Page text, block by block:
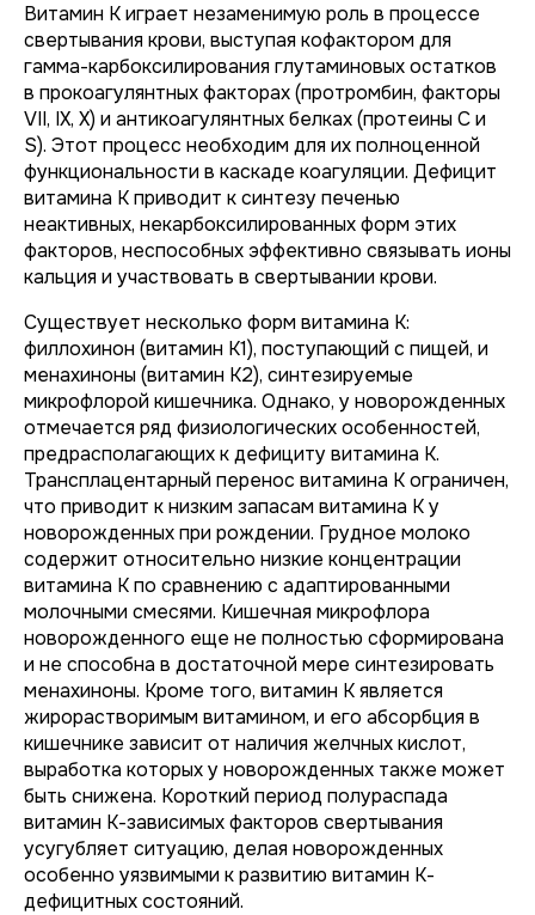
Витамин К играет незаменимую роль в процессе
свертывания крови, выступая кофактором для
гамма-карбоксилирования глутаминовых остатков
в прокоагулянтных факторах (протромбин, факторы
VII, IX, X) и антикоагулянтных белках (протеины C и
S). Этот процесс необходим для их полноценной
функциональности в каскаде коагуляции. Дефицит
витамина К приводит к синтезу печенью
неактивных, некарбоксилированных форм этих
факторов, неспособных эффективно связывать ионы
кальция и участвовать в свертывании крови.
Существует несколько форм витамина К:
филлохинон (витамин К1), поступающий с пищей, и
менахиноны (витамин К2), синтезируемые
микрофлорой кишечника. Однако, у новорожденных
отмечается ряд физиологических особенностей,
предрасполагающих к дефициту витамина К.
Трансплацентарный перенос витамина К ограничен,
что приводит к низким запасам витамина К у
новорожденных при рождении. Грудное молоко
содержит относительно низкие концентрации
витамина К по сравнению с адаптированными
молочными смесями. Кишечная микрофлора
новорожденного еще не полностью сформирована
и не способна в достаточной мере синтезировать
менахиноны. Кроме того, витамин К является
жирорастворимым витамином, и его абсорбция в
кишечнике зависит от наличия желчных кислот,
выработка которых у новорожденных также может
быть снижена. Короткий период полураспада
витамин К-зависимых факторов свертывания
усугубляет ситуацию, делая новорожденных
особенно уязвимыми к развитию витамин К-
дефицитных состояний.